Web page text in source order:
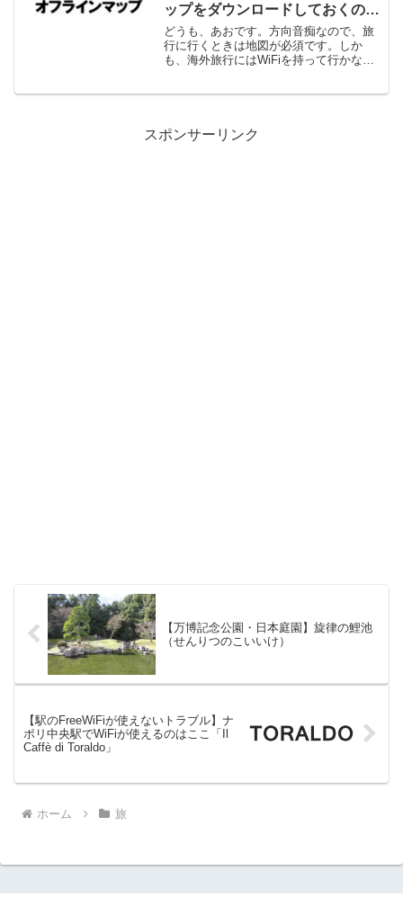
ップをダウンロードしておくのが
おすすめ
どうも、あおです。方向音痴なので、旅
行に行くときは地図が必須です。しか
も、海外旅行にはWiFiを持って行かない
スポンサーリンク
【万博記念公園・日本庭園】旋律の鯉池
（せんりつのこいいけ）
【駅のFreeWiFiが使えないトラブル】ナ
ポリ中央駅でWiFiが使えるのはここ「Il
Caffè di Toraldo」
ホーム 旅